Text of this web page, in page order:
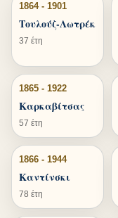
1864 - 1901
Τουλούζ-Λωτρέκ
37 έτη
1865 - 1922
Καρκαβίτσας
57 έτη
1866 - 1944
Καντίνσκι
78 έτη